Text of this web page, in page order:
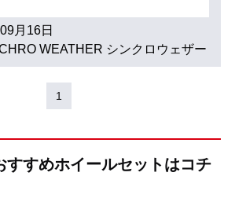
月16日
WEATHER シンクロウェザー
1
すすめホイールセットはコチ